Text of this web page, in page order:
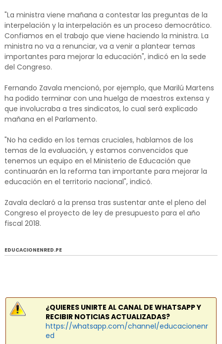
"La ministra viene mañana a contestar las preguntas de la
interpelación y la interpelación es un proceso democrático.
Confiamos en el trabajo que viene haciendo la ministra. La
ministra no va a renunciar, va a venir a plantear temas
importantes para mejorar la educación", indicó en la sede
del Congreso.
Fernando Zavala mencionó, por ejemplo, que Marilú Martens
ha podido terminar con una huelga de maestros extensa y
que involucraba a tres sindicatos, lo cual será explicado
mañana en el Parlamento.
"No ha cedido en los temas cruciales, hablamos de los
temas de la evaluación, y estamos convencidos que
tenemos un equipo en el Ministerio de Educación que
continuarán en la reforma tan importante para mejorar la
educación en el territorio nacional", indicó.
Zavala declaró a la prensa tras sustentar ante el pleno del
Congreso el proyecto de ley de presupuesto para el año
fiscal 2018.
EDUCACIONENRED.PE
¿QUIERES UNIRTE AL CANAL DE WHATSAPP Y
RECIBIR NOTICIAS ACTUALIZADAS?
https://whatsapp.com/channel/educacionenr
ed